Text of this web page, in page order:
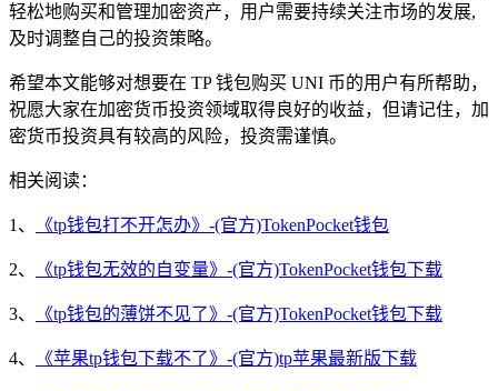
轻松地购买和管理加密资产，用户需要持续关注市场的发展,
及时调整自己的投资策略。
希望本文能够对想要在 TP 钱包购买 UNI 币的用户有所帮助，
祝愿大家在加密货币投资领域取得良好的收益，但请记住，加
密货币投资具有较高的风险，投资需谨慎。
相关阅读：
1、 《tp钱包打不开怎办》-(官方)TokenPocket钱包
2、 《tp钱包无效的自变量》-(官方)TokenPocket钱包下载
3、 《tp钱包的薄饼不见了》-(官方)TokenPocket钱包下载
4、 《苹果tp钱包下载不了》-(官方)tp苹果最新版下载